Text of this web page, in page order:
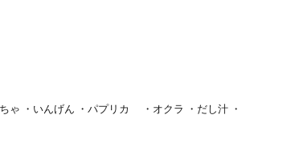
ゃ ・いんげん ・パプリカ ・オクラ ・だし汁 ・